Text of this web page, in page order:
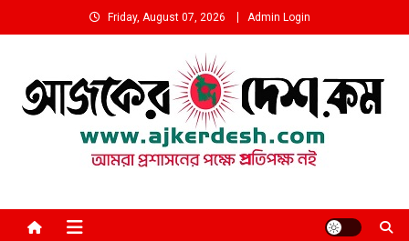
to
Friday, August 07, 2026 Admin Login